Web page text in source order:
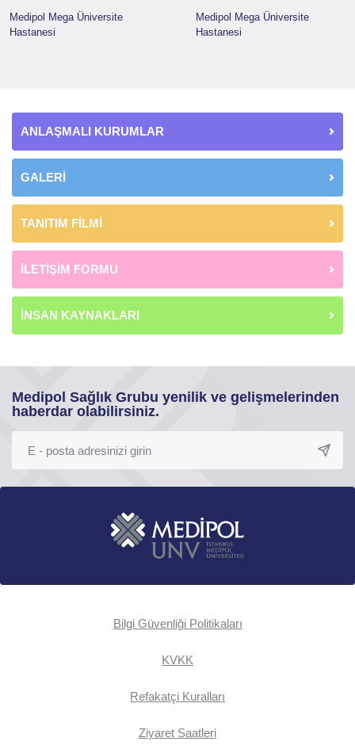
Medipol Mega Üniversite
Hastanesi
Medipol Mega Üniversite
Hastanesi
ANLAŞMALI KURUMLAR
GALERİ
TANITIM FİLMİ
İLETİŞİM FORMU
İNSAN KAYNAKLARI
Medipol Sağlık Grubu yenilik ve gelişmelerinden
haberdar olabilirsiniz.
Bilgi Güvenliği Politikaları
KVKK
Refakatçi Kuralları
Ziyaret Saatleri